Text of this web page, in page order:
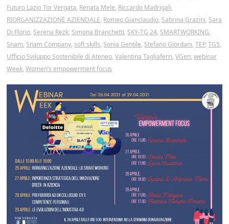
Futuro Lazio Tor Vergata, Renata Mele, Riccardo Madrigali,
RIORGANIZZAZIONE AZIENDALE, Romeo Gianclaudio, Sabrina Grazini, Sara
Di Florio, Serena Rezk, Simona Branchetti, SKY-TG 24, SMARTWORKING,
Snam, Snam Company,soft skills, Sonia Gentile, Stefano Giordani,TEP,TG5,
Ufficio Sviluppo Sostenibile di Ateneo,Valentina Tagliaferri,VGen,webinar
Week,Women’s empowerment focus